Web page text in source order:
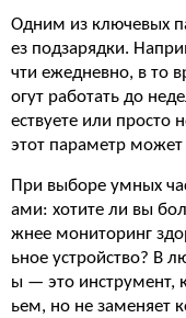
Одним из ключевых
ез подзарядки.
чти ежедневно, в то
огут работать до
ествуете или просто
этот параметр
При выборе умных
ами: хотите ли вы
жнее мониторинг
ьное устройство? В
ы — это инструмент,
ьем, но не заменяет